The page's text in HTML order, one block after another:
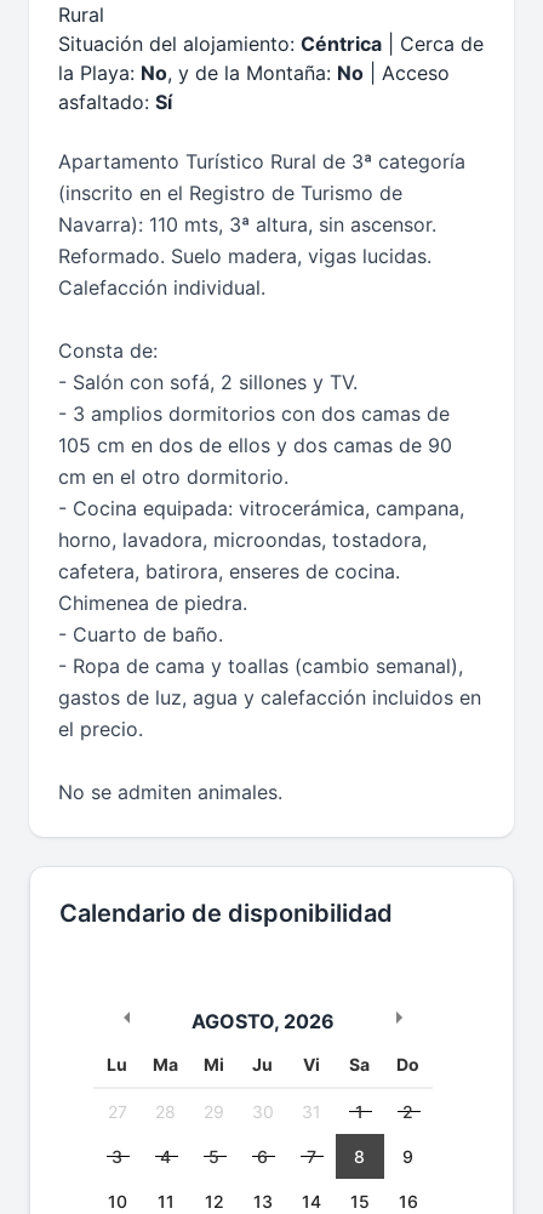
Rural
Situación del alojamiento: Céntrica | Cerca de
la Playa: No, y de la Montaña: No | Acceso
asfaltado: Sí
Apartamento Turístico Rural de 3ª categoría
(inscrito en el Registro de Turismo de
Navarra): 110 mts, 3ª altura, sin ascensor.
Reformado. Suelo madera, vigas lucidas.
Calefacción individual.
Consta de:
- Salón con sofá, 2 sillones y TV.
- 3 amplios dormitorios con dos camas de
105 cm en dos de ellos y dos camas de 90
cm en el otro dormitorio.
- Cocina equipada: vitrocerámica, campana,
horno, lavadora, microondas, tostadora,
cafetera, batirora, enseres de cocina.
Chimenea de piedra.
- Cuarto de baño.
- Ropa de cama y toallas (cambio semanal),
gastos de luz, agua y calefacción incluidos en
el precio.
No se admiten animales.
Calendario de disponibilidad
AGOSTO, 2026
Lu Ma Mi Ju Vi Sa Do
27 28 29 30 31 1 2
3 4 5 6 7 8 9
10 11 12 13 14 15 16